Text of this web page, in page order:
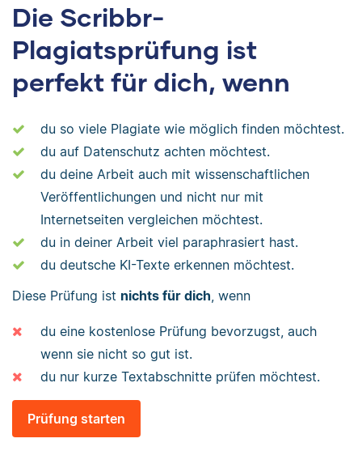
Die Scribbr-
Plagiatsprüfung ist
perfekt für dich, wenn
du so viele Plagiate wie möglich finden möchtest.
du auf Datenschutz achten möchtest.
du deine Arbeit auch mit wissenschaftlichen
Veröffentlichungen und nicht nur mit
Internetseiten vergleichen möchtest.
du in deiner Arbeit viel paraphrasiert hast.
du deutsche KI-Texte erkennen möchtest.
Diese Prüfung ist nichts für dich, wenn
du eine kostenlose Prüfung bevorzugst, auch
wenn sie nicht so gut ist.
du nur kurze Textabschnitte prüfen möchtest.
Prüfung starten